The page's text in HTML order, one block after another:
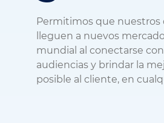
Permitimos que nuestros
lleguen a nuevos
mundial al conectarse
audiencias y brindar la
posible al cliente, en